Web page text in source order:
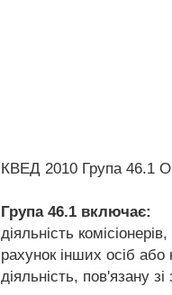
КВЕД 2010 Група 46.1
Група 46.1 включає:
діяльність
рахунок інших осіб або
діяльність, пов'язану